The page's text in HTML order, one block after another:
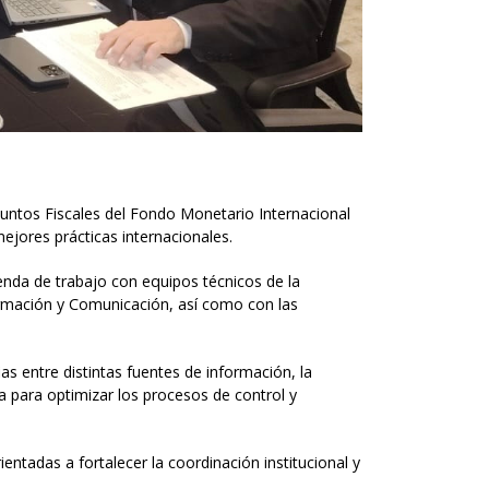
Fiscales del Fondo Monetario Internacional
prácticas internacionales.
de trabajo con equipos técnicos de la
y Comunicación, así como con las
entre distintas fuentes de información, la
para optimizar los procesos de control y
a fortalecer la coordinación institucional y